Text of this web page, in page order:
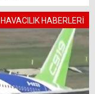
HAVACILIK HABERLERİ